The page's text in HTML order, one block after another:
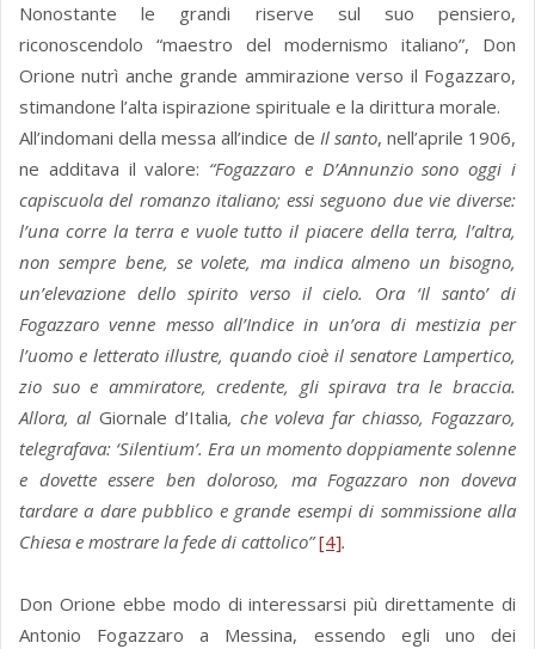
Nonostante le grandi riserve sul suo pensiero,
riconoscendolo “maestro del modernismo italiano”, Don
Orione nutrì anche grande ammirazione verso il Fogazzaro,
stimandone l’alta ispirazione spirituale e la dirittura morale.
All’indomani della messa all’indice de Il santo, nell’aprile 1906,
ne additava il valore: “Fogazzaro e D’Annunzio sono oggi i
capiscuola del romanzo italiano; essi seguono due vie diverse:
l’una corre la terra e vuole tutto il piacere della terra, l’altra,
non sempre bene, se volete, ma indica almeno un bisogno,
un’elevazione dello spirito verso il cielo. Ora ‘Il santo’ di
Fogazzaro venne messo all’Indice in un’ora di mestizia per
l’uomo e letterato illustre, quando cioè il senatore Lampertico,
zio suo e ammiratore, credente, gli spirava tra le braccia.
Allora, al Giornale d’Italia, che voleva far chiasso, Fogazzaro,
telegrafava: ‘Silentium’. Era un momento doppiamente solenne
e dovette essere ben doloroso, ma Fogazzaro non doveva
tardare a dare pubblico e grande esempi di sommissione alla
Chiesa e mostrare la fede di cattolico”[4].
Don Orione ebbe modo di interessarsi più direttamente di
Antonio Fogazzaro a Messina, essendo egli uno dei